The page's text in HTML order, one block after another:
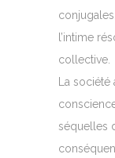
l’intime
collective.
La
séquelles